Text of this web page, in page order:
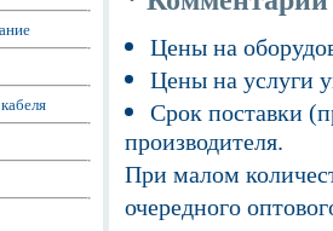
Цены на
Цены на услуги
Срок поставки
производителя.
При малом
очередного